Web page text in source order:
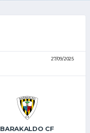
27/09/2025
BARAKALDO CF